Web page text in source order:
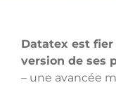
Datatex est fier
version de ses
– une avancée